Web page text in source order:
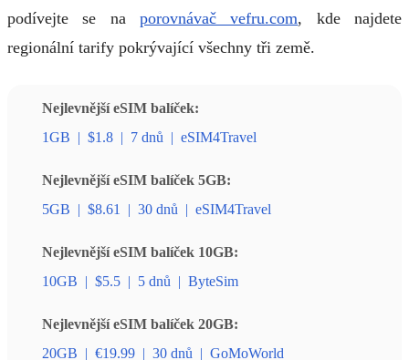
podívejte se na porovnávač vefru.com, kde najdete
regionální tarify pokrývající všechny tři země.
Nejlevnější eSIM balíček:
1GB | $1.8 | 7 dnů | eSIM4Travel
Nejlevnější eSIM balíček 5GB:
5GB | $8.61 | 30 dnů | eSIM4Travel
Nejlevnější eSIM balíček 10GB:
10GB | $5.5 | 5 dnů | ByteSim
Nejlevnější eSIM balíček 20GB:
20GB | €19.99 | 30 dnů | GoMoWorld